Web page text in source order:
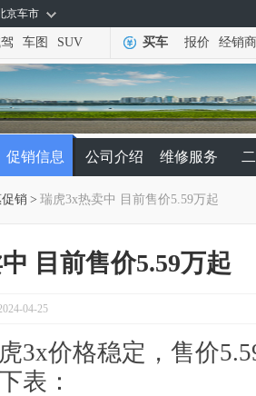
京车市
车图 SUV 买车 报价 经销商
促销信息 公司介绍 维修服务
销 > 瑞虎3x热卖中 目前售价5.59万起
目前售价5.59万起
04-25
3x价格稳定，售价
表：